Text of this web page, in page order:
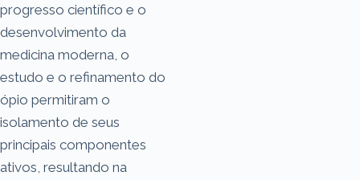
progresso científico e o
desenvolvimento da
medicina moderna, o
estudo e o refinamento do
ópio permitiram o
isolamento de seus
principais componentes
ativos, resultando na